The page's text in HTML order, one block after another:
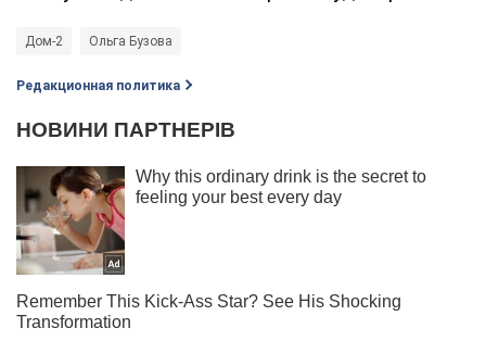
Дом-2 Ольга Бузова
Редакционная политика